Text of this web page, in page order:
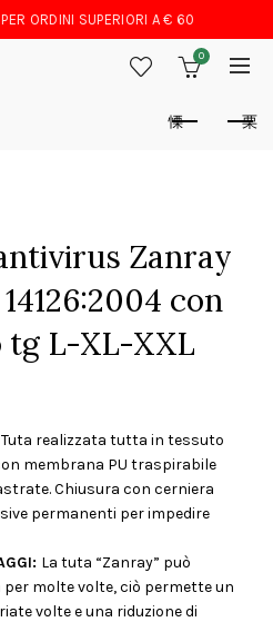
ORDINI SUPERIORI A € 60
0
Zanray
con
tg L-XL-XXL
Tuta realizzata tutta in tessuto
membrana PU traspirabile
Chiusura con cerniera
permanenti per impedire
La tuta “Zanray” può
molte volte, ciò permette un
volte e una riduzione di